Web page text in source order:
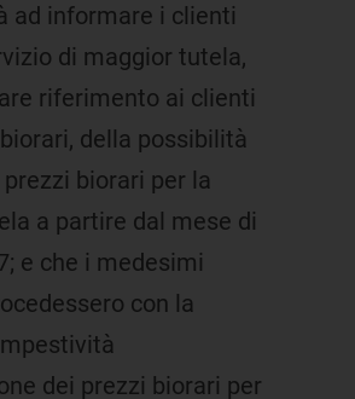
ad informare i clienti
di maggior tutela,
riferimento ai clienti
della possibilità
biorari per la
a partire dal mese di
e che i medesimi
con la
dei prezzi biorari per